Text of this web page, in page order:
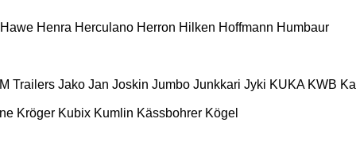
Hawe Henra Herculano Herron Hilken Hoffmann Humbaur
Trailers Jako Jan Joskin Jumbo Junkkari Jyki KUKA KWB
Kröger Kubix Kumlin Kässbohrer Kögel